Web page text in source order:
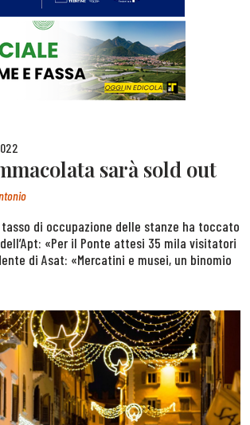
sarà sold out
di occupazione delle stanze ha toccato
«Per il Ponte attesi 35 mila visitatori
di Asat: «Mercatini e musei, un binomio